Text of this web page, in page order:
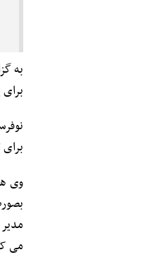
به
برای ثبت نام به ۳۵
می